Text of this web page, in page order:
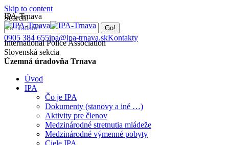
Skip to content
Search:
0905 384 655ipa@ipa-trnava.skKontakty
IPA-Trnava
International Police Association
Slovenská sekcia
Územná úradovňa Trnava
Úvod
IPA
Čo je IPA
Dokumenty (stanovy a iné …)
Aktivity pre členov
Medzinárodné stretnutia mládeže
Medzinárodné výmenné pobyty
Ciele IPA